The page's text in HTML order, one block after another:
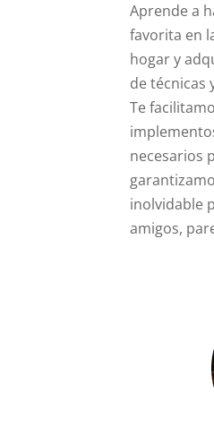
Aprende a
favorita en
hogar y
de técnicas
Te
necesarios
inolvidable
amigos,